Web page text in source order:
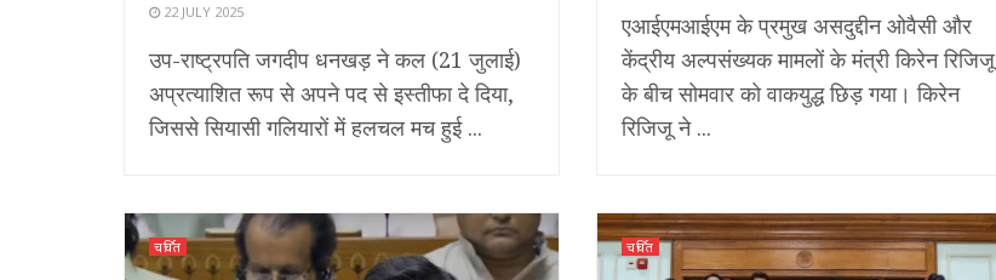
22 JULY 2025
उप-राष्ट्रपति जगदीप धनखड़ ने कल (21 जुलाई)
अप्रत्याशित रूप से अपने पद से इस्तीफा दे दिया,
जिससे सियासी गलियारों में हलचल मच हुई ...
एआईएमआईएम के प्रमुख असदुद्दीन ओवैसी और
केंद्रीय अल्पसंख्यक मामलों के मंत्री किरेन रिजिजू
के बीच सोमवार को वाकयुद्ध छिड़ गया। किरेन
रिजिजू ने ...
चर्चित चर्चित